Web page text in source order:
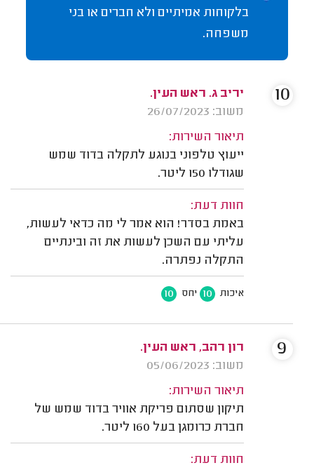
בלקוחות אמיתיים ולא חברים או בני
משפחה.
יריב ג. ראש העין.
משוב: 26/07/2023
תיאור השירות:
ייעוץ טלפוני בנוגע לתקלה בדוד שמש
שגודלו 150 ליטר.
חוות דעת:
באמת בסדר! הוא אמר לי מה כדאי לעשות,
עליתי עם השכן לעשות את זה ובינתיים
התקלה נפתרה.
איכות 10 יחס 10
10
רון רהב, ראש העין.
משוב: 05/06/2023
תיאור השירות:
תיקון שסתום פריקת אוויר בדוד שמש של
חברת כרומגן בעל 160 ליטר.
חוות דעת:
9